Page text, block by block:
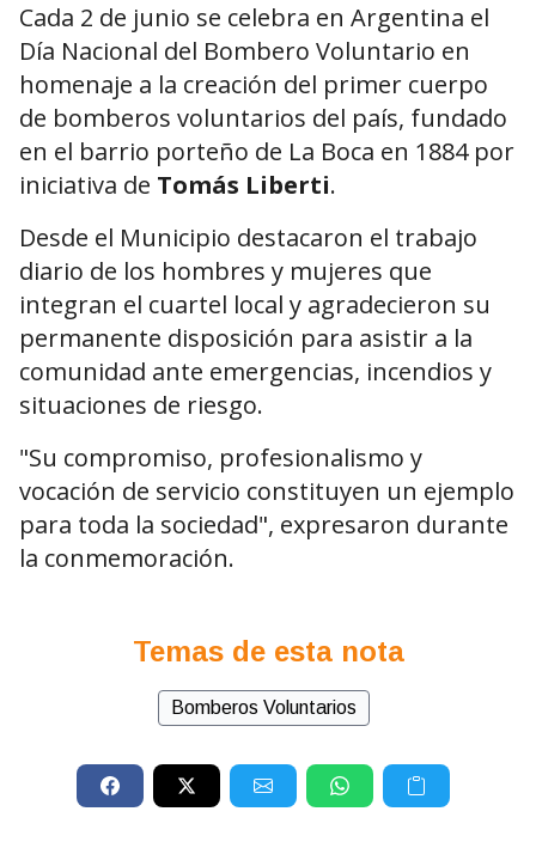
Cada 2 de junio se celebra en Argentina el
Día Nacional del Bombero Voluntario en
homenaje a la creación del primer cuerpo
de bomberos voluntarios del país, fundado
en el barrio porteño de La Boca en 1884 por
iniciativa de Tomás Liberti.
Desde el Municipio destacaron el trabajo
diario de los hombres y mujeres que
integran el cuartel local y agradecieron su
permanente disposición para asistir a la
comunidad ante emergencias, incendios y
situaciones de riesgo.
"Su compromiso, profesionalismo y
vocación de servicio constituyen un ejemplo
para toda la sociedad", expresaron durante
la conmemoración.
Temas de esta nota
Bomberos Voluntarios